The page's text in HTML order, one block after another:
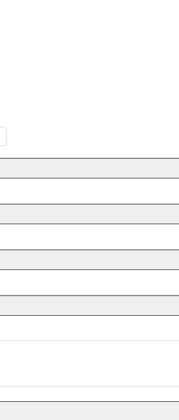
Září 2026
ST ČT PÁ SO NE